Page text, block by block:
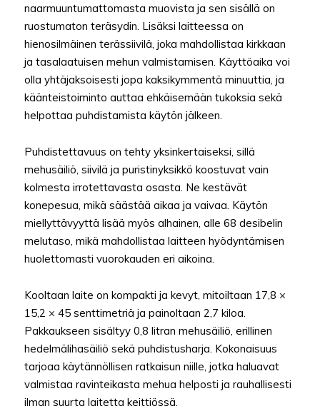
naarmuuntumattomasta muovista ja sen sisällä on
ruostumaton teräsydin. Lisäksi laitteessa on
hienosilmäinen terässiivilä, joka mahdollistaa kirkkaan
ja tasalaatuisen mehun valmistamisen. Käyttöaika voi
olla yhtäjaksoisesti jopa kaksikymmentä minuuttia, ja
käänteistoiminto auttaa ehkäisemään tukoksia sekä
helpottaa puhdistamista käytön jälkeen.
Puhdistettavuus on tehty yksinkertaiseksi, sillä
mehusäiliö, siivilä ja puristinyksikkö koostuvat vain
kolmesta irrotettavasta osasta. Ne kestävät
konepesua, mikä säästää aikaa ja vaivaa. Käytön
miellyttävyyttä lisää myös alhainen, alle 68 desibelin
melutaso, mikä mahdollistaa laitteen hyödyntämisen
huolettomasti vuorokauden eri aikoina.
Kooltaan laite on kompakti ja kevyt, mitoiltaan 17,8 ×
15,2 × 45 senttimetriä ja painoltaan 2,7 kiloa.
Pakkaukseen sisältyy 0,8 litran mehusäiliö, erillinen
hedelmälihasäiliö sekä puhdistusharja. Kokonaisuus
tarjoaa käytännöllisen ratkaisun niille, jotka haluavat
valmistaa ravinteikasta mehua helposti ja rauhallisesti
ilman suurta laitetta keittiössä.